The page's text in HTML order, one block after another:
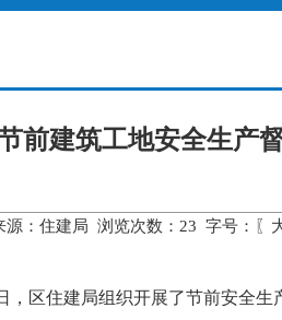
前建筑工地安全生产
：住建局 浏览次数： 23 字号：〖
区住建局组织开展了节前安全